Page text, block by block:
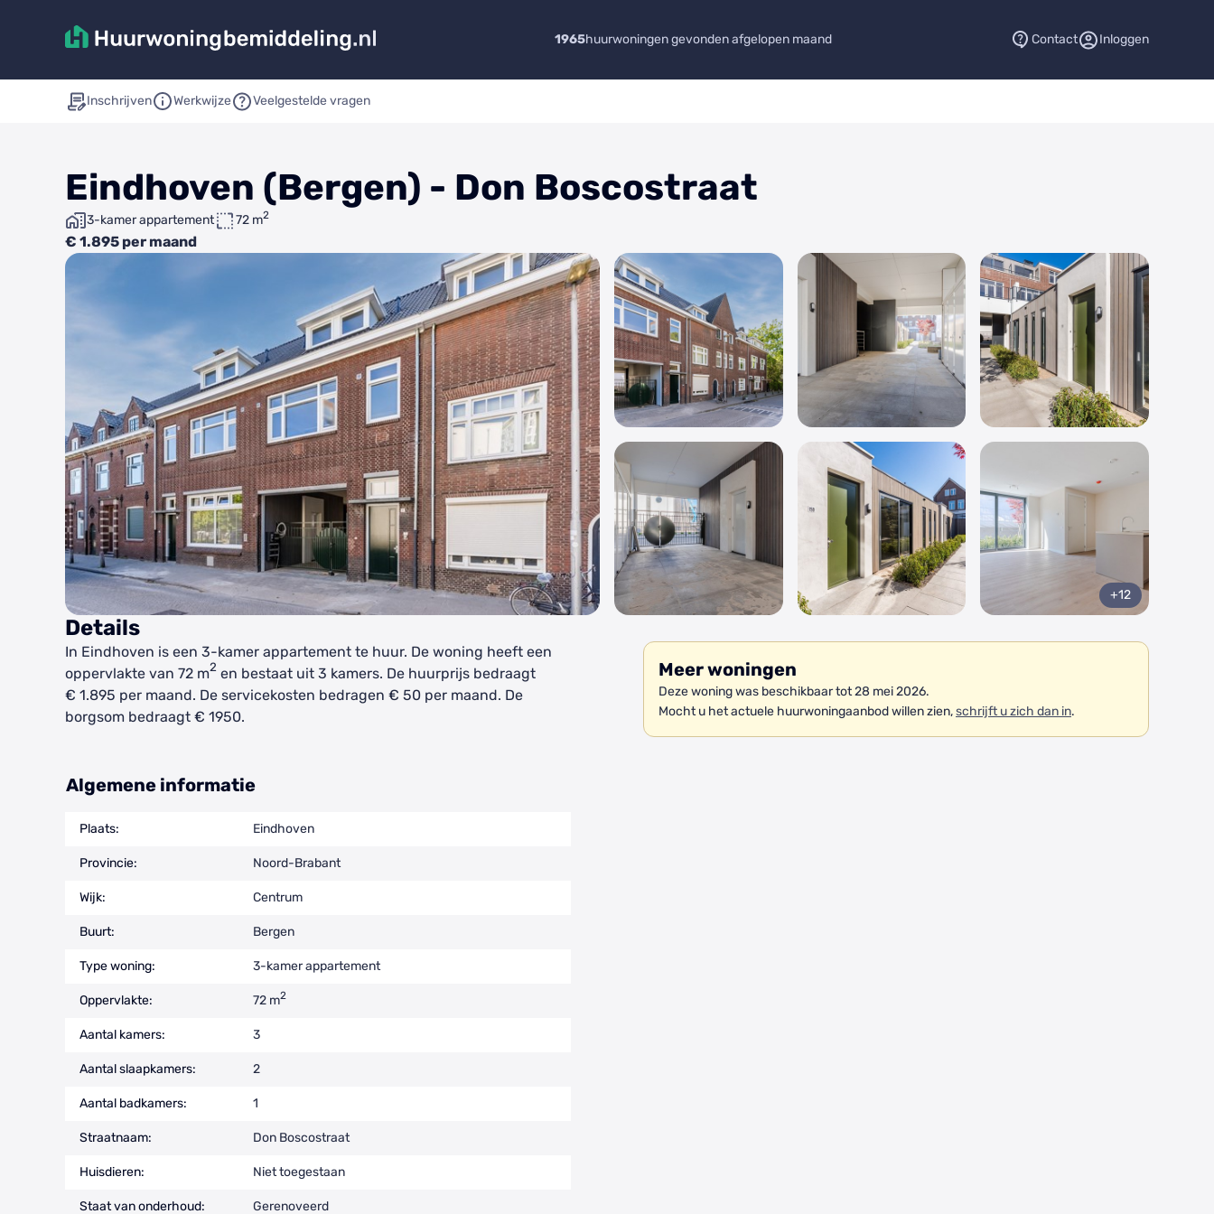
1965huurwoningen gevonden afgelopen maand Contact Inloggen
Inschrijven Werkwijze Veelgestelde vragen
Eindhoven (Bergen) - Don Boscostraat
3-kamer appartement 72 m2
€ 1.895 per maand
+12
Details
In Eindhoven is een 3-kamer appartement te huur. De woning heeft een
oppervlakte van 72 m2 en bestaat uit 3 kamers. De huurprijs bedraagt
€ 1.895 per maand. De servicekosten bedragen € 50 per maand. De
borgsom bedraagt € 1950.
Meer woningen
Deze woning was beschikbaar tot 28 mei 2026.
Mocht u het actuele huurwoningaanbod willen zien,schrijft u zich dan in.
Algemene informatie
Plaats: Eindhoven
Provincie: Noord-Brabant
Wijk: Centrum
Buurt: Bergen
Type woning: 3-kamer appartement
Oppervlakte: 72 m2
Aantal kamers: 3
Aantal slaapkamers: 2
Aantal badkamers: 1
Straatnaam: Don Boscostraat
Huisdieren: Niet toegestaan
Staat van onderhoud: Gerenoveerd